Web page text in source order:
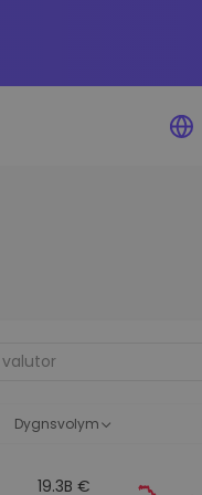
Dygnsvolym
19.3B €